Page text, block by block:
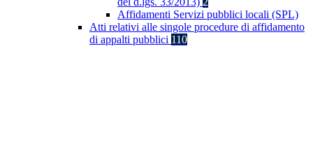
Affidamenti Servizi pubblici locali (SPL)
Atti relativi alle singole procedure di affidamento
di appalti pubblici 110